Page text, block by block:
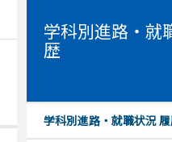
学科別進路・就
歴
学科別進路・就職状況